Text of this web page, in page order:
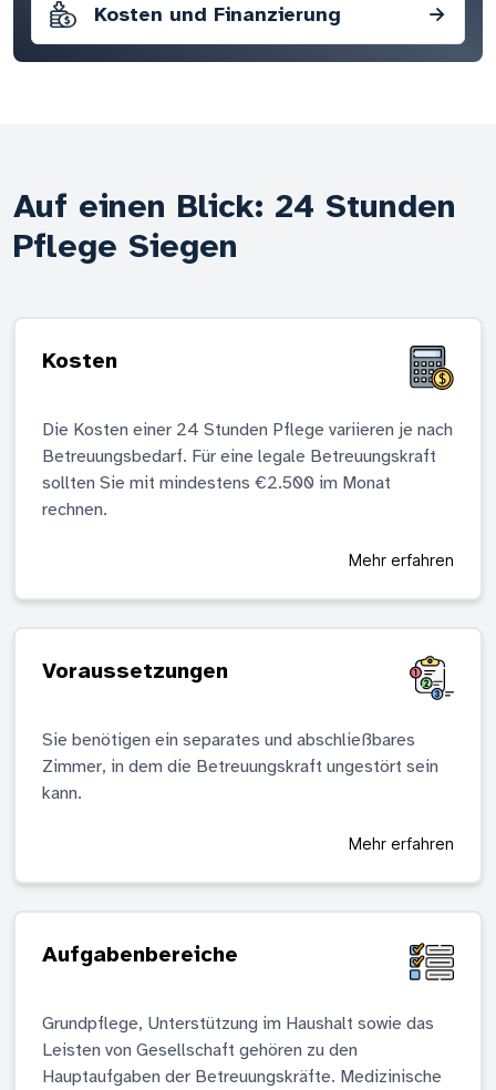
Kosten und Finanzierung →
Auf einen Blick: 24 Stunden
Pflege Siegen
Kosten
Die Kosten einer 24 Stunden Pflege variieren je nach
Betreuungsbedarf. Für eine legale Betreuungskraft
sollten Sie mit mindestens €2.500 im Monat
rechnen.
Mehr erfahren
Voraussetzungen
Sie benötigen ein separates und abschließbares
Zimmer, in dem die Betreuungskraft ungestört sein
kann.
Mehr erfahren
Aufgabenbereiche
Grundpflege, Unterstützung im Haushalt sowie das
Leisten von Gesellschaft gehören zu den
Hauptaufgaben der Betreuungskräfte. Medizinische